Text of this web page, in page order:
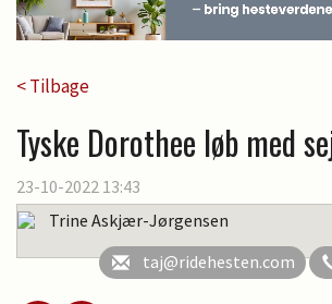
< Tilbage
Tyske Dorothee løb med
23-10-2022 13:43
Trine Askjær-Jørgensen
taj@ridehesten.com